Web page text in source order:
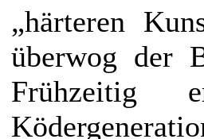
„härteren
überwog der
Frühzeitig